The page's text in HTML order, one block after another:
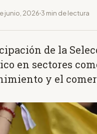
junio, 2026 3 min de lectura
de la
en sectores
y el